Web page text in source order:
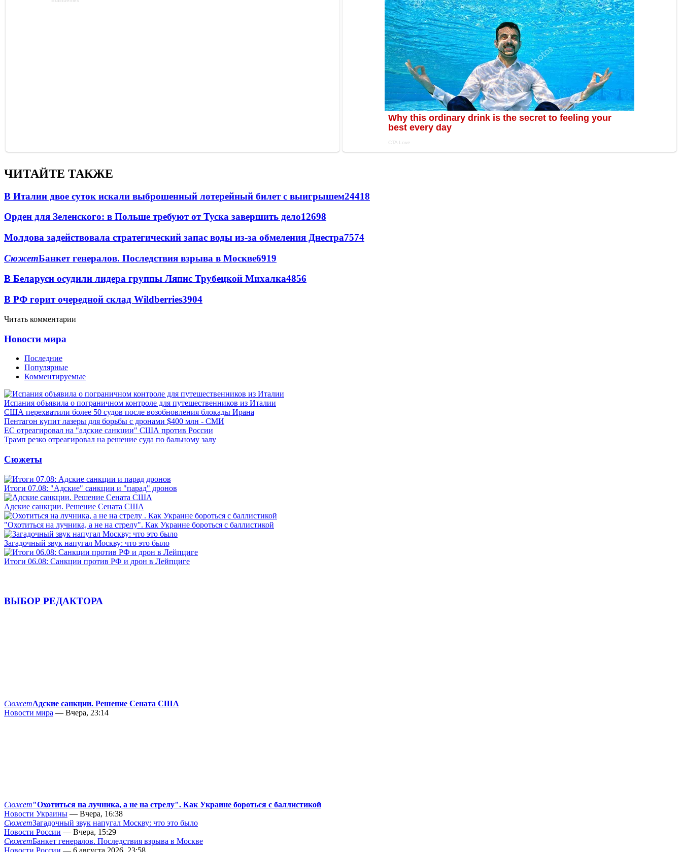
ЧИТАЙТЕ ТАКЖЕ
В Италии двое суток искали выброшенный лотерейный билет с выигрышем24418
Орден для Зеленского: в Польше требуют от Туска завершить дело12698
Молдова задействовала стратегический запас воды из-за обмеления Днестра7574
СюжетБанкет генералов. Последствия взрыва в Москве6919
В Беларуси осудили лидера группы Ляпис Трубецкой Михалка4856
В РФ горит очередной склад Wildberries3904
Читать комментарии
Новости мира
Последние
Популярные
Комментируемые
Испания объявила о пограничном контроле для путешественников из Италии
США перехватили более 50 судов после возобновления блокады Ирана
Пентагон купит лазеры для борьбы с дронами $400 млн - СМИ
ЕС отреагировал на "адские санкции" США против России
Трамп резко отреагировал на решение суда по бальному залу
Сюжеты
Итоги 07.08: "Адские" санкции и "парад" дронов
Адские санкции. Решение Сената США
"Охотиться на лучника, а не на стрелу". Как Украине бороться с баллистикой
Загадочный звук напугал Москву: что это было
Итоги 06.08: Санкции против РФ и дрон в Лейпциге
ВЫБОР РЕДАКТОРА
СюжетАдские санкции. Решение Сената США
Новости мира — Вчера, 23:14
Сюжет"Охотиться на лучника, а не на стрелу". Как Украине бороться с баллистикой
Новости Украины — Вчера, 16:38
СюжетЗагадочный звук напугал Москву: что это было
Новости России — Вчера, 15:29
СюжетБанкет генералов. Последствия взрыва в Москве